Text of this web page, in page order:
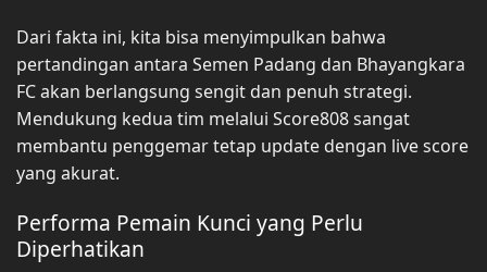
Dari fakta ini, kita bisa menyimpulkan bahwa
pertandingan antara Semen Padang dan Bhayangkara
FC akan berlangsung sengit dan penuh strategi.
Mendukung kedua tim melalui Score808 sangat
membantu penggemar tetap update dengan live score
yang akurat.
Performa Pemain Kunci yang Perlu
Diperhatikan